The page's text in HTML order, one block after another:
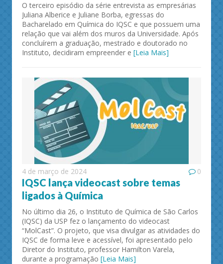
O terceiro episódio da série entrevista as empresárias
Juliana Alberice e Juliane Borba, egressas do
Bacharelado em Química do IQSC e que possuem uma
relação que vai além dos muros da Universidade. Após
concluírem a graduação, mestrado e doutorado no
Instituto, decidiram empreender e [Leia Mais]
4 de março de 2024 0
IQSC lança videocast sobre temas
ligados à Química
No último dia 26, o Instituto de Química de São Carlos
(IQSC) da USP fez o lançamento do videocast
“MolCast”. O projeto, que visa divulgar as atividades do
IQSC de forma leve e acessível, foi apresentado pelo
Diretor do Instituto, professor Hamilton Varela,
durante a programação [Leia Mais]